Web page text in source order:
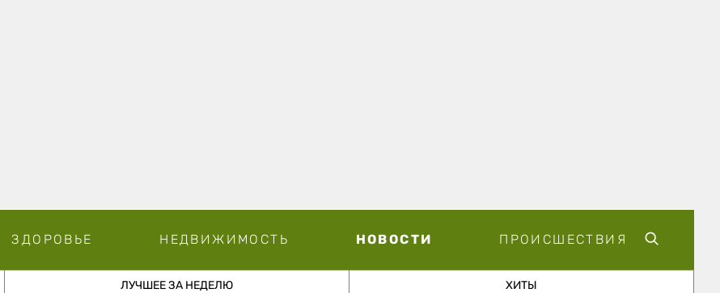
ЗДОРОВЬЕ НЕДВИЖИМОСТЬ НОВОСТИ ПРОИСШЕСТВИЯ
ЛУЧШЕЕ ЗА НЕДЕЛЮ ХИТЫ